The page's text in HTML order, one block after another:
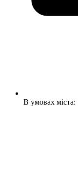
В умовах міста: